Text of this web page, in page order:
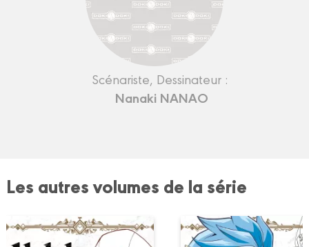
Scénariste, Dessinateur :
Nanaki NANAO
Les autres volumes de la série